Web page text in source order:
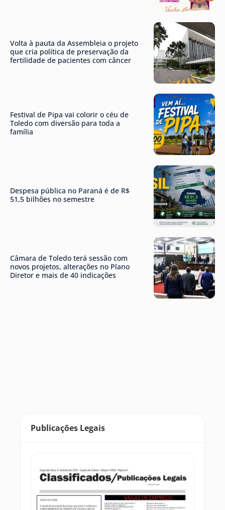
Volta à pauta da Assembleia o projeto
que cria política de preservação da
fertilidade de pacientes com câncer
Festival de Pipa vai colorir o céu de
Toledo com diversão para toda a
família
Despesa pública no Paraná é de R$
51,5 bilhões no semestre
Câmara de Toledo terá sessão com
novos projetos, alterações no Plano
Diretor e mais de 40 indicações
Publicações Legais